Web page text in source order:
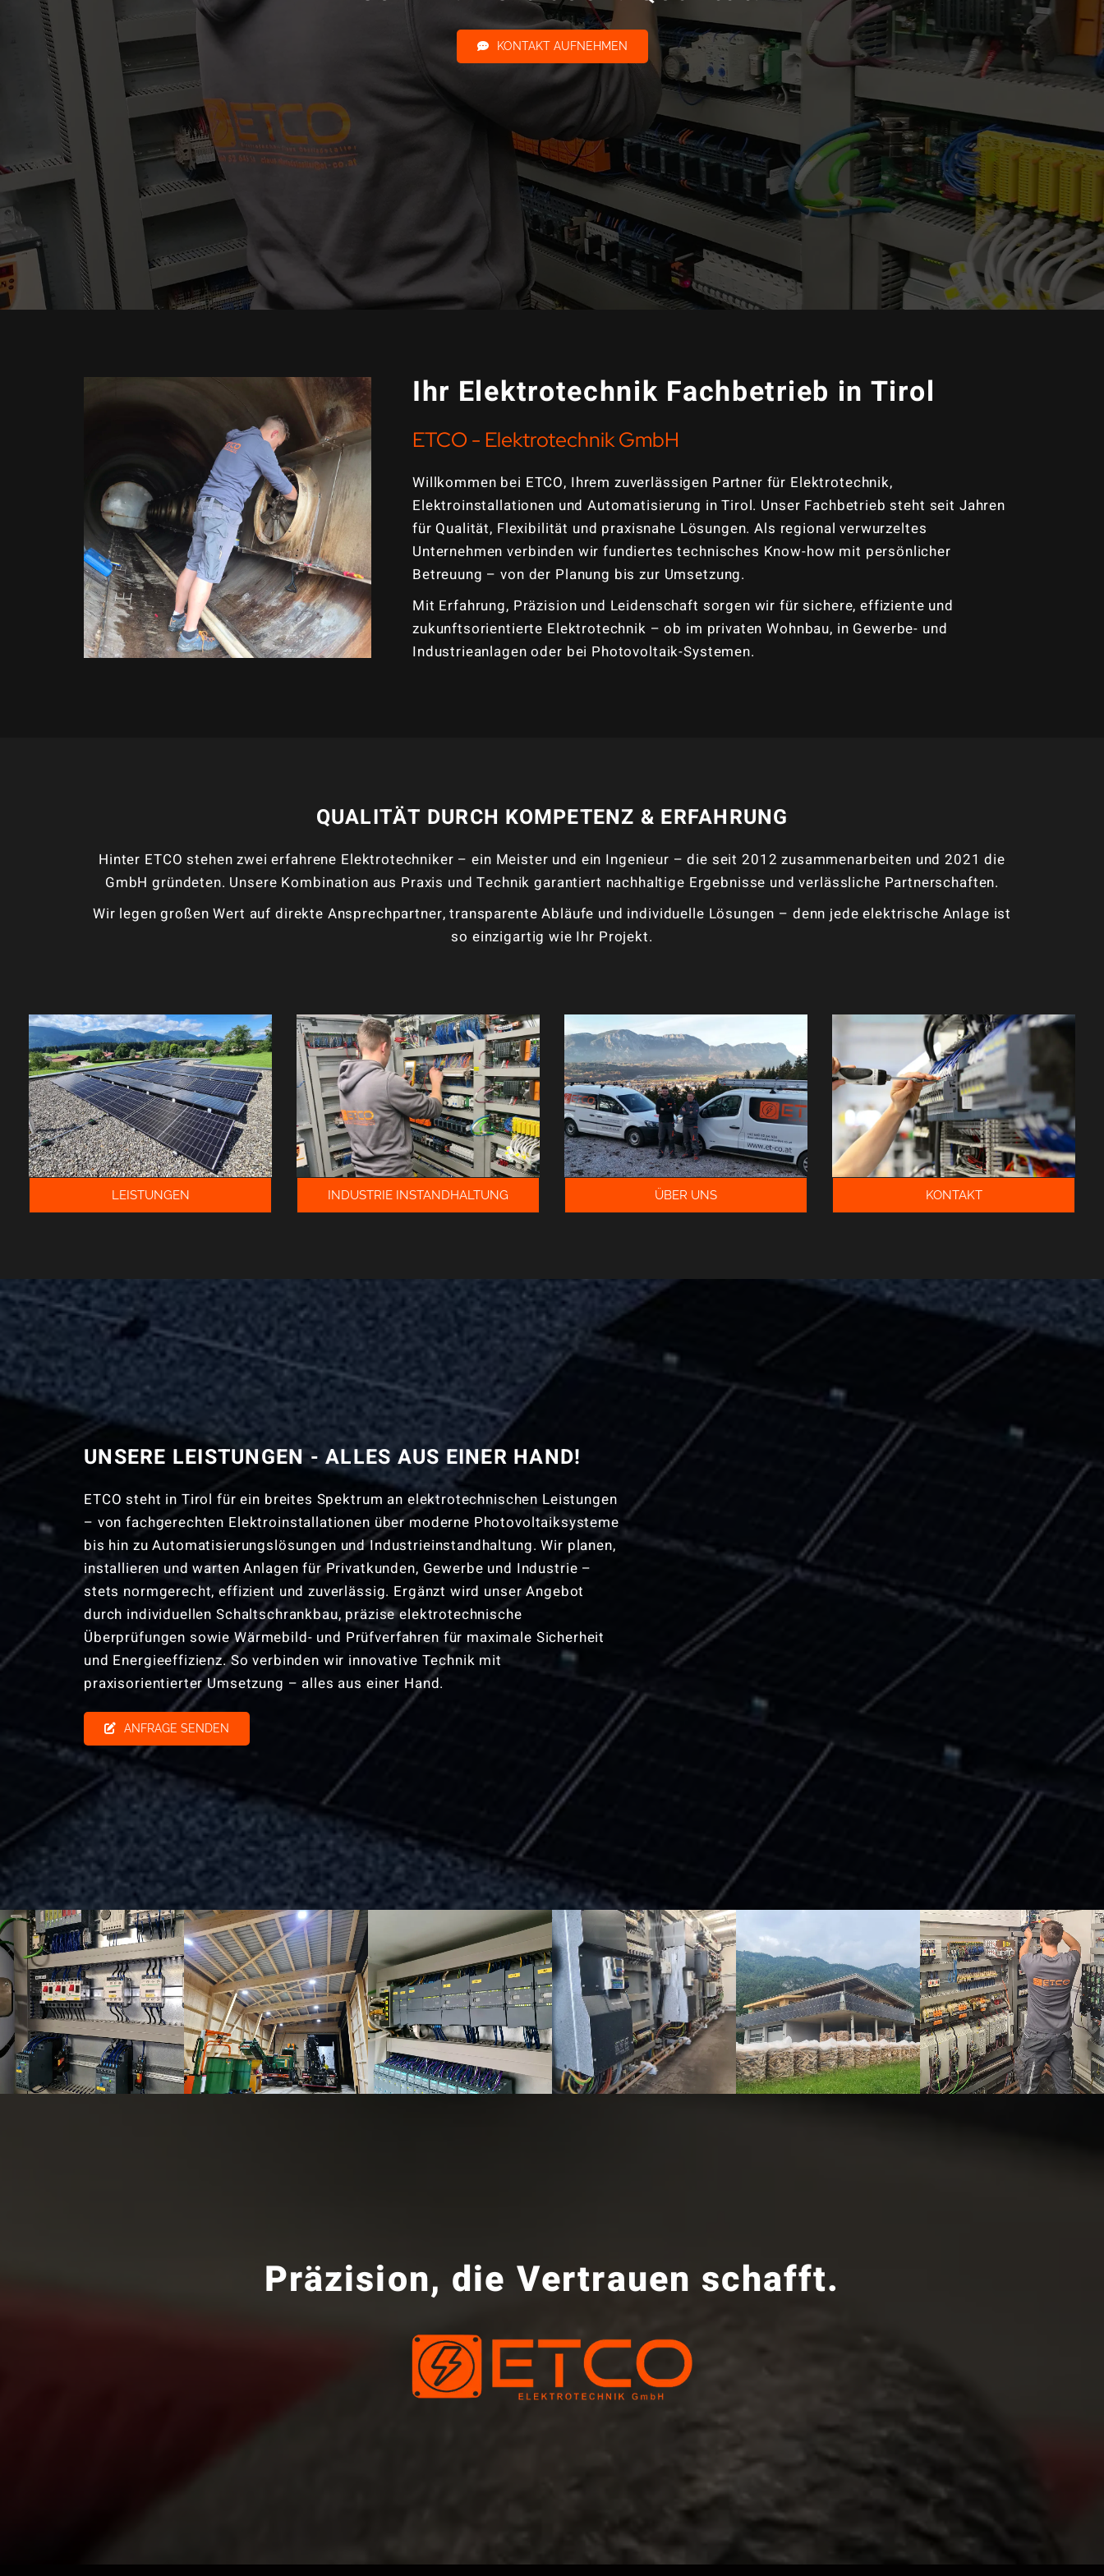
KONTAKT AUFNEHMEN
Ihr Elektrotechnik Fachbetrieb in Tirol
ETCO - Elektrotechnik GmbH
Willkommen bei ETCO, Ihrem zuverlässigen Partner für Elektrotechnik,
Elektroinstallationen und Automatisierung in Tirol. Unser Fachbetrieb steht seit Jahren
für Qualität, Flexibilität und praxisnahe Lösungen. Als regional verwurzeltes
Unternehmen verbinden wir fundiertes technisches Know-how mit persönlicher
Betreuung – von der Planung bis zur Umsetzung.
Mit Erfahrung, Präzision und Leidenschaft sorgen wir für sichere, effiziente und
zukunftsorientierte Elektrotechnik – ob im privaten Wohnbau, in Gewerbe- und
Industrieanlagen oder bei Photovoltaik-Systemen.
QUALITÄT DURCH KOMPETENZ & ERFAHRUNG
Hinter ETCO stehen zwei erfahrene Elektrotechniker – ein Meister und ein Ingenieur – die seit 2012 zusammenarbeiten und 2021 die
GmbH gründeten. Unsere Kombination aus Praxis und Technik garantiert nachhaltige Ergebnisse und verlässliche Partnerschaften.
Wir legen großen Wert auf direkte Ansprechpartner, transparente Abläufe und individuelle Lösungen – denn jede elektrische Anlage ist
so einzigartig wie Ihr Projekt.
LEISTUNGEN INDUSTRIE INSTANDHALTUNG ÜBER UNS KONTAKT
UNSERE LEISTUNGEN - ALLES AUS EINER HAND!
ETCO steht in Tirol für ein breites Spektrum an elektrotechnischen Leistungen
– von fachgerechten Elektroinstallationen über moderne Photovoltaiksysteme
bis hin zu Automatisierungslösungen und Industrieinstandhaltung. Wir planen,
installieren und warten Anlagen für Privatkunden, Gewerbe und Industrie –
stets normgerecht, effizient und zuverlässig. Ergänzt wird unser Angebot
durch individuellen Schaltschrankbau, präzise elektrotechnische
Überprüfungen sowie Wärmebild- und Prüfverfahren für maximale Sicherheit
und Energieeffizienz. So verbinden wir innovative Technik mit
praxisorientierter Umsetzung – alles aus einer Hand.
ANFRAGE SENDEN
Präzision, die Vertrauen schafft.